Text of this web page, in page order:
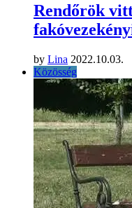
Rendőrök
by Lina 2022.10.03.
Közösség